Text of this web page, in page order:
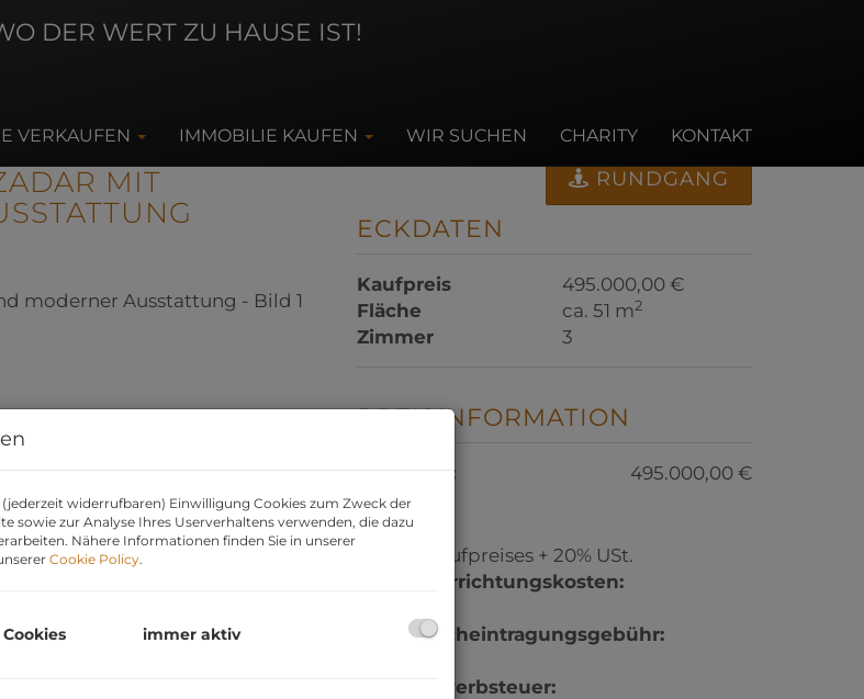
VERKAUFEN IMMOBILIE KAUFEN WIR SUCHEN CHARITY KONTAKT
MIT
RUNDGANG
ECKDATEN
Kaufpreis
495.000,00 €
Fläche
ca. 51 m2
Zimmer 3
PREISINFORMATION
Kaufpreis: 495.000,00 €
Provision:
3% des Kaufpreises + 20% USt.
Vertragserrichtungskosten:
Grundbucheintragungsgebühr:
Grunderwerbsteuer:
widerrufbaren) Einwilligung Cookies zum Zweck der
sowie zur Analyse Ihres Userverhaltens verwenden, die dazu
Nähere Informationen finden Sie in unserer
Cookie Policy.
immer aktiv